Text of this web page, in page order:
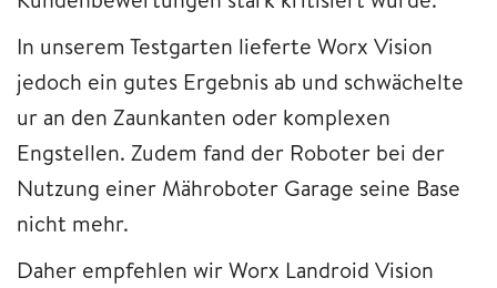
In unserem Testgarten lieferte Worx Vision
jedoch ein gutes Ergebnis ab und schwächelte
ur an den Zaunkanten oder komplexen
Engstellen. Zudem fand der Roboter bei der
Nutzung einer Mähroboter Garage seine Base
nicht mehr.
Daher empfehlen wir Worx Landroid Vision